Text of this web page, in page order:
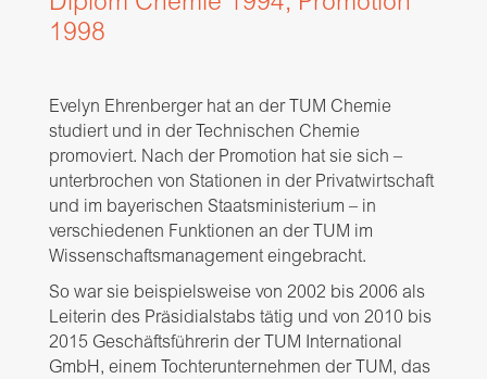
1998
Evelyn Ehrenberger hat an der TUM Chemie
studiert und in der Technischen Chemie
promoviert. Nach der Promotion hat sie sich –
unterbrochen von Stationen in der Privatwirtschaft
und im bayerischen Staatsministerium – in
verschiedenen Funktionen an der TUM im
Wissenschaftsmanagement eingebracht.
So war sie beispielsweise von 2002 bis 2006 als
Leiterin des Präsidialstabs tätig und von 2010 bis
2015 Geschäftsführerin der TUM International
GmbH, einem Tochterunternehmen der TUM, das